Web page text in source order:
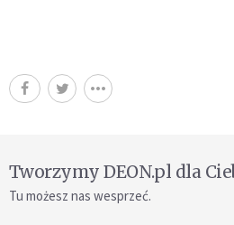
Tworzymy DEON.pl dla
Tu możesz nas wesprzeć.